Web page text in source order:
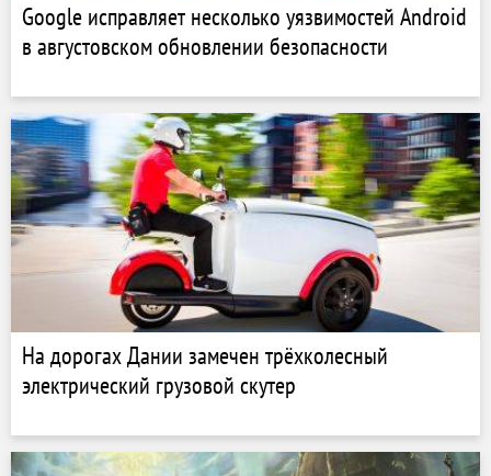
Google исправляет несколько уязвимостей Android
в августовском обновлении безопасности
На дорогах Дании замечен трёхколесный
электрический грузовой скутер